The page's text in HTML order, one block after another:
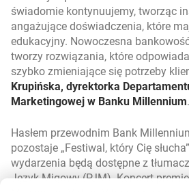
świadomie kontynuujemy, tworząc
angażujące doświadczenia, które
edukacyjny. Nowoczesna
tworzy rozwiązania, które
szybko zmieniające się potrzeby
Krupińska, dyrektorka
Marketingowej w Banku Millennium.
Hasłem przewodnim Bank
pozostaje „Festiwal, który Cię
wydarzenia będą dostępne z
Język Migowy (PJM). Koncert